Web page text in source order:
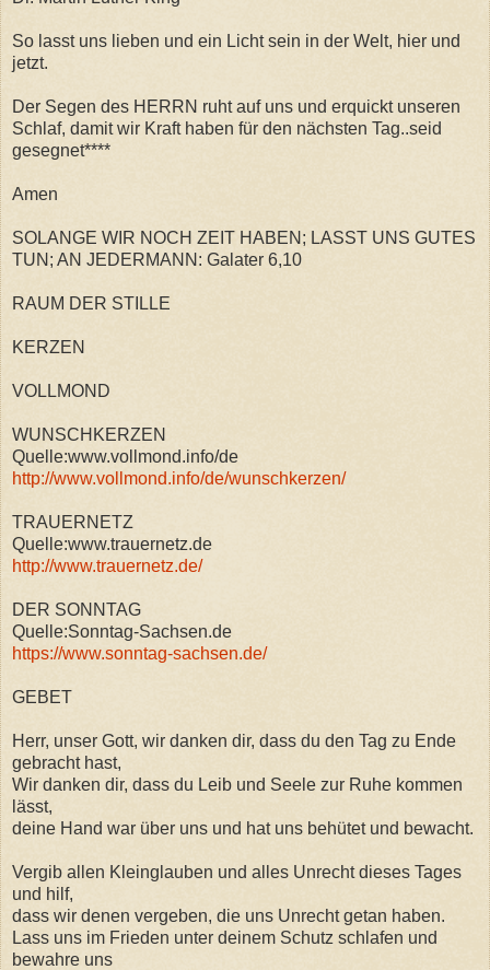
So lasst uns lieben und ein Licht sein in der Welt, hier und
jetzt.
Der Segen des HERRN ruht auf uns und erquickt unseren
Schlaf, damit wir Kraft haben für den nächsten Tag..seid
gesegnet****
Amen
SOLANGE WIR NOCH ZEIT HABEN; LASST UNS GUTES
TUN; AN JEDERMANN: Galater 6,10
RAUM DER STILLE
KERZEN
VOLLMOND
WUNSCHKERZEN
Quelle:www.vollmond.info/de
http://www.vollmond.info/de/wunschkerzen/
TRAUERNETZ
Quelle:www.trauernetz.de
http://www.trauernetz.de/
DER SONNTAG
Quelle:Sonntag-Sachsen.de
https://www.sonntag-sachsen.de/
GEBET
Herr, unser Gott, wir danken dir, dass du den Tag zu Ende
gebracht hast,
Wir danken dir, dass du Leib und Seele zur Ruhe kommen
lässt,
deine Hand war über uns und hat uns behütet und bewacht.
Vergib allen Kleinglauben und alles Unrecht dieses Tages
und hilf,
dass wir denen vergeben, die uns Unrecht getan haben.
Lass uns im Frieden unter deinem Schutz schlafen und
bewahre uns